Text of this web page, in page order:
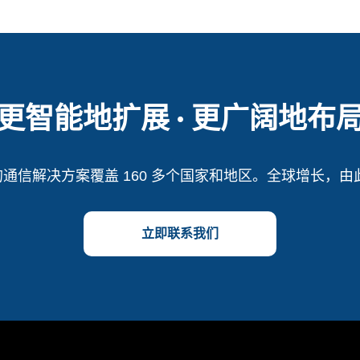
智能地扩展 · 更广阔地布
信解决方案覆盖 160 多个国家和地区。全球增长，由
立即联系我们